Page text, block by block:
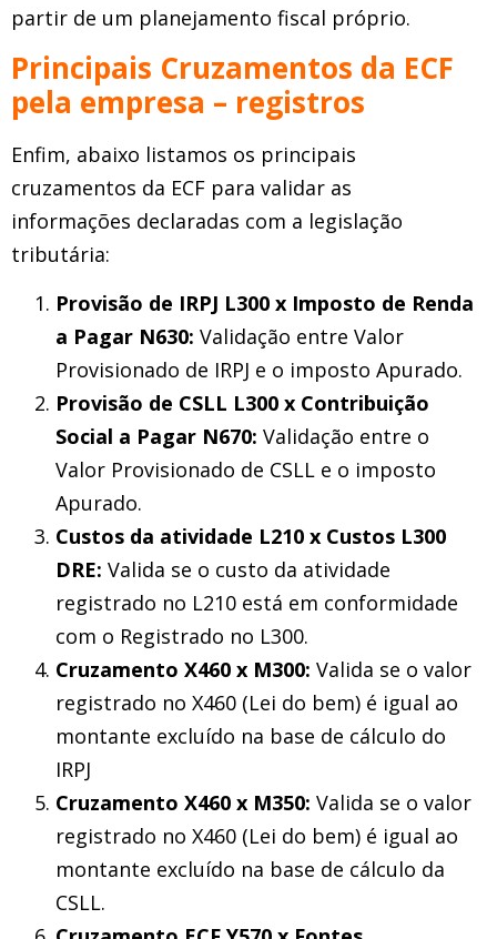
partir de um planejamento fiscal próprio.
Principais Cruzamentos da ECF
pela empresa – registros
Enfim, abaixo listamos os principais
cruzamentos da ECF para validar as
informações declaradas com a legislação
tributária:
Provisão de IRPJ L300 x Imposto de Renda
a Pagar N630: Validação entre Valor
Provisionado de IRPJ e o imposto Apurado.
Provisão de CSLL L300 x Contribuição
Social a Pagar N670: Validação entre o
Valor Provisionado de CSLL e o imposto
Apurado.
Custos da atividade L210 x Custos L300
DRE: Valida se o custo da atividade
registrado no L210 está em conformidade
com o Registrado no L300.
Cruzamento X460 x M300: Valida se o valor
registrado no X460 (Lei do bem) é igual ao
montante excluído na base de cálculo do
IRPJ
Cruzamento X460 x M350: Valida se o valor
registrado no X460 (Lei do bem) é igual ao
montante excluído na base de cálculo da
CSLL.